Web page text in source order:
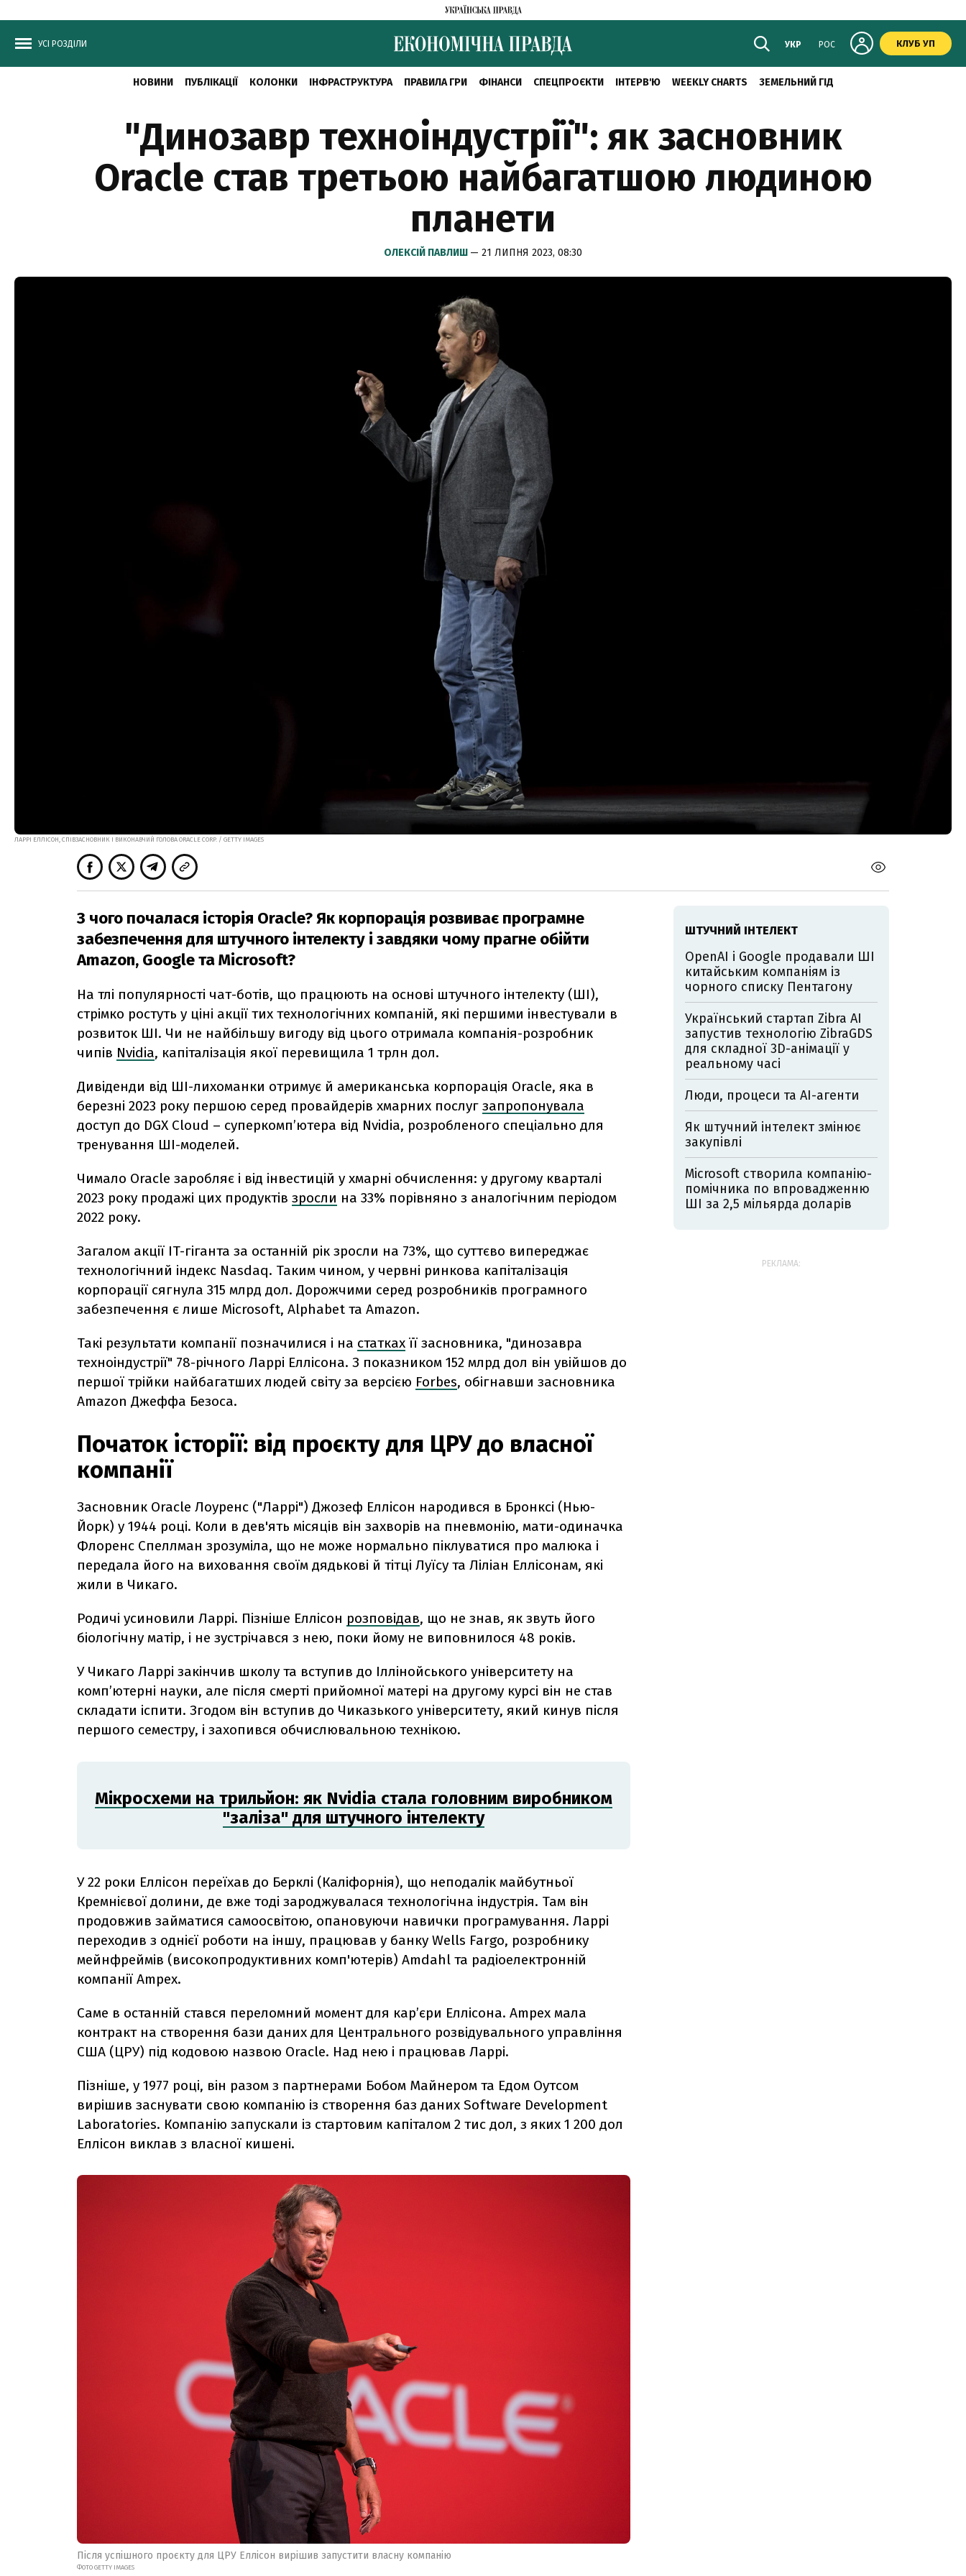
УСІ РОЗДІЛИ УКР РОС КЛУБ УП
НОВИНИ ПУБЛІКАЦІЇ КОЛОНКИ ІНФРАСТРУКТУРА ПРАВИЛА ГРИ ФІНАНСИ СПЕЦПРОЄКТИ ІНТЕРВ'Ю WEEKLY CHARTS ЗЕМЕЛЬНИЙ ГІД
"Динозавр техноіндустрії": як засновник
Oracle став третьою найбагатшою людиною
планети
ОЛЕКСІЙ ПАВЛИШ — 21 ЛИПНЯ 2023, 08:30
ЛАРРІ ЕЛЛІСОН, СПІВЗАСНОВНИК І ВИКОНАВЧИЙ ГОЛОВА ORACLE CORP. / GETTY IMAGES
З чого почалася історія Oracle? Як корпорація розвиває програмне
забезпечення для штучного інтелекту і завдяки чому прагне обійти
Amazon, Google та Microsoft?
На тлі популярності чат-ботів, що працюють на основі штучного інтелекту (ШІ),
стрімко ростуть у ціні акції тих технологічних компаній, які першими інвестували в
розвиток ШІ. Чи не найбільшу вигоду від цього отримала компанія-розробник
чипів Nvidia, капіталізація якої перевищила 1 трлн дол.
Дивіденди від ШІ-лихоманки отримує й американська корпорація Oracle, яка в
березні 2023 року першою серед провайдерів хмарних послуг запропонувала
доступ до DGX Cloud – суперкомпʼютера від Nvidia, розробленого спеціально для
тренування ШІ-моделей.
Чимало Oracle заробляє і від інвестицій у хмарні обчислення: у другому кварталі
2023 року продажі цих продуктів зросли на 33% порівняно з аналогічним періодом
2022 року.
Загалом акції IT-гіганта за останній рік зросли на 73%, що суттєво випереджає
технологічний індекс Nasdaq. Таким чином, у червні ринкова капіталізація
корпорації сягнула 315 млрд дол. Дорожчими серед розробників програмного
забезпечення є лише Microsoft, Alphabet та Amazon.
Такі результати компанії позначилися і на статках її засновника, "динозавра
техноіндустрії" 78-річного Ларрі Еллісона. З показником 152 млрд дол він увійшов до
першої трійки найбагатших людей світу за версією Forbes, обігнавши засновника
Amazon Джеффа Безоса.
Початок історії: від проєкту для ЦРУ до власної
компанії
Засновник Oracle Лоуренс ("Ларрі") Джозеф Еллісон народився в Бронксі (Нью-
Йорк) у 1944 році. Коли в дев'ять місяців він захворів на пневмонію, мати-одиначка
Флоренс Спеллман зрозуміла, що не може нормально піклуватися про малюка і
передала його на виховання своїм дядькові й тітці Луїсу та Ліліан Еллісонам, які
жили в Чикаго.
Родичі усиновили Ларрі. Пізніше Еллісон розповідав, що не знав, як звуть його
біологічну матір, і не зустрічався з нею, поки йому не виповнилося 48 років.
У Чикаго Ларрі закінчив школу та вступив до Іллінойського університету на
комп’ютерні науки, але після смерті прийомної матері на другому курсі він не став
складати іспити. Згодом він вступив до Чиказького університету, який кинув після
першого семестру, і захопився обчислювальною технікою.
Мікросхеми на трильйон: як Nvidia стала головним виробником
"заліза" для штучного інтелекту
У 22 роки Еллісон переїхав до Берклі (Каліфорнія), що неподалік майбутньої
Кремнієвої долини, де вже тоді зароджувалася технологічна індустрія. Там він
продовжив займатися самоосвітою, опановуючи навички програмування. Ларрі
переходив з однієї роботи на іншу, працював у банку Wells Fargo, розробнику
мейнфреймів (високопродуктивних комп'ютерів) Amdahl та радіоелектронній
компанії Ampex.
Саме в останній стався переломний момент для кар’єри Еллісона. Ampex мала
контракт на створення бази даних для Центрального розвідувального управління
США (ЦРУ) під кодовою назвою Oracle. Над нею і працював Ларрі.
Пізніше, у 1977 році, він разом з партнерами Бобом Майнером та Едом Оутсом
вирішив заснувати свою компанію із створення баз даних Software Development
Laboratories. Компанію запускали із стартовим капіталом 2 тис дол, з яких 1 200 дол
Еллісон виклав з власної кишені.
Після успішного проєкту для ЦРУ Еллісон вирішив запустити власну компанію
ФОТО GETTY IMAGES
ШТУЧНИЙ ІНТЕЛЕКТ
OpenAI і Google продавали ШІ
китайським компаніям із
чорного списку Пентагону
Український стартап Zibra AI
запустив технологію ZibraGDS
для складної 3D-анімації у
реальному часі
Люди, процеси та AI-агенти
Як штучний інтелект змінює
закупівлі
Microsoft створила компанію-
помічника по впровадженню
ШІ за 2,5 мільярда доларів
РЕКЛАМА: